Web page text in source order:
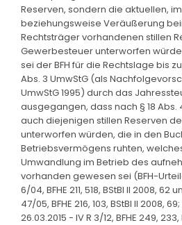
Reserven, sondern die aktuellen,
beziehungsweise Veräußerung
Rechtsträger vorhandenen stillen
Gewerbesteuer unterworfen
sei der BFH für die Rechtslage bis
Abs. 3 UmwStG (als
UmwStG 1995) durch das
ausgegangen, dass nach § 18 Abs.
auch diejenigen stillen Reserven
unterworfen würden, die in den
Betriebsvermögens ruhten,
Umwandlung im Betrieb des
vorhanden gewesen sei (BFH-
6/04, BFHE 211, 518, BStBl II 2008, 62
47/05, BFHE 216, 103, BStBl II 2008,
26.03.2015 - IV R 3/12, BFHE 249, 233,